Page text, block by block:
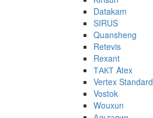
Datakam
SIRUS
Quansheng
Retevis
Rexant
ТАКТ Atex
Vertex Standard
Vostok
Wouxun